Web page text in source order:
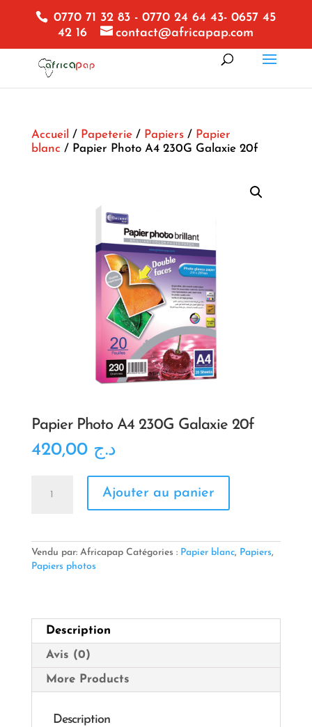
0770 71 32 83 - 0770 24 64 43- 0657 45
42 16
contact@africapap.com
Accueil / Papeterie/ Papiers/ Papier
blanc / Papier Photo A4 230G Galaxie 20f
Papier Photo A4 230G Galaxie 20f
د.ج 420,00
230G
Galaxie
Ajouter au panier
Vendu par: Africapap Catégories : Papier blanc, Papiers,
Papiers photos
Description
Avis (0)
More Products
Description